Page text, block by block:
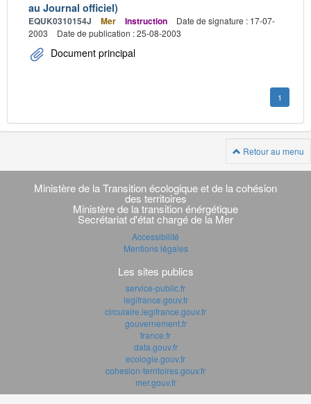
au Journal officiel)
EQUK0310154J Mer Instruction
Date de signature : 17-07-
2003
Date de publication : 25-08-2003
Document principal
1
Retour au menu
Navigation
transverse
Ministère de la Transition écologique et de la cohésion
des territoires
Ministère de la transition énérgétique
Secrétariat d'état chargé de la Mer
Accessibilité
Mentions légales
Les sites publics
service-public.fr
legifrance.gouv.fr
circulaire.legifrance.gouv.fr
gouvernement.fr
france.fr
data.gouv.fr
ecologie.gouv.fr
cohesion-territoires.gouv.fr
mer.gouv.fr